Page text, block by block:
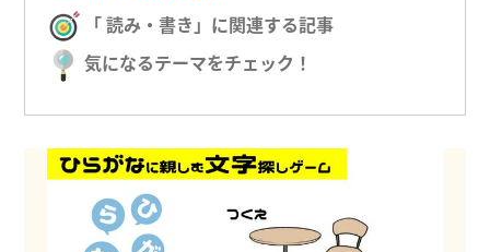
「 読み・書き」に関連する記事
気になるテーマをチェック！